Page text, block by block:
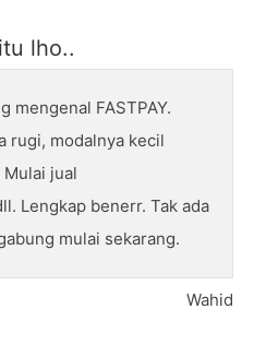
lho..
mengenal FASTPAY.
rugi, modalnya kecil
jual
Lengkap benerr. Tak ada
mulai sekarang.
Wahid